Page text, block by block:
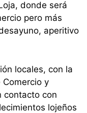
donde será
pero más
aperitivo
locales, con la
y
contacto con
lojeños